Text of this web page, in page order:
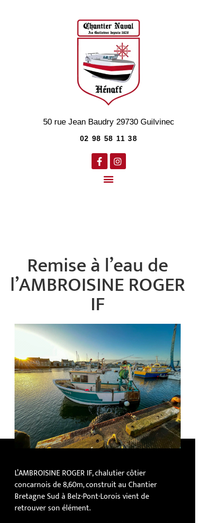
50 rue Jean Baudry 29730 Guilvinec
02 98 58 11 38
Remise à l’eau de
l’AMBROISINE ROGER
IF
L’AMBROISINE ROGER IF, chalutier côtier
concarnois de 8,60m, construit au Chantier
Bretagne Sud à Belz-Pont-Lorois vient de
retrouver son élément.